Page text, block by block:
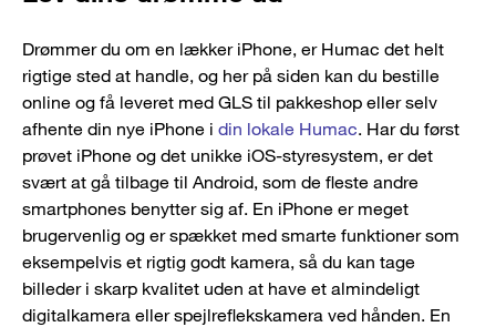
Drømmer du om en lækker iPhone, er Humac det helt
rigtige sted at handle, og her på siden kan du bestille
online og få leveret med GLS til pakkeshop eller selv
afhente din nye iPhone i din lokale Humac. Har du først
prøvet iPhone og det unikke iOS-styresystem, er det
svært at gå tilbage til Android, som de fleste andre
smartphones benytter sig af. En iPhone er meget
brugervenlig og er spækket med smarte funktioner som
eksempelvis et rigtig godt kamera, så du kan tage
billeder i skarp kvalitet uden at have et almindeligt
digitalkamera eller spejlreflekskamera ved hånden. En